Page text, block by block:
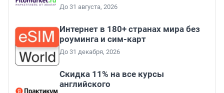
До 31 августа, 2026
Интернет в 180+ странах мира без
роуминга и сим-карт
До 31 декабря, 2026
Скидка 11% на все курсы
английского